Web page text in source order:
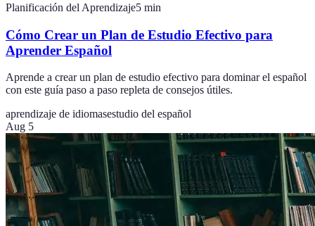
Planificación del Aprendizaje5 min
Cómo Crear un Plan de Estudio Efectivo para
Aprender Español
Aprende a crear un plan de estudio efectivo para dominar el español
con este guía paso a paso repleta de consejos útiles.
aprendizaje de idiomasestudio del español
Aug 5